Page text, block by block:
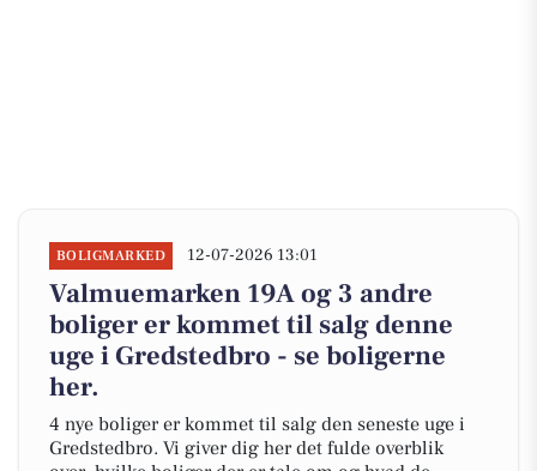
BOLIGMARKED 12-07-2026 13:01
Valmuemarken 19A og 3 andre
boliger er kommet til salg denne
uge i Gredstedbro - se boligerne
her.
4 nye boliger er kommet til salg den seneste uge i
Gredstedbro. Vi giver dig her det fulde overblik